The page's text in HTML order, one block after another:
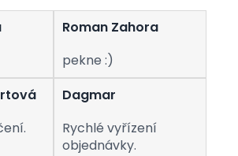
v
ý
i
s
u
Roman Zahora
pekne :)
Dagmar
Rychlé vyřízení
objednávky.